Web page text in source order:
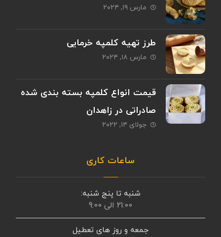
مارس ۱۹, ۲۰۲۴
طرز تهیه کلمپه خرمایی
مارس ۱۸, ۲۰۲۴
قیمت انواع کلمپه بسته بندی شده
صادراتی در زاهدان
جولای ۱۴, ۲۰۲۲
ساعات کاری
شنبه تا پنج شنبه:
21:00 الی 9:00
جمعه و روز های تعطیل